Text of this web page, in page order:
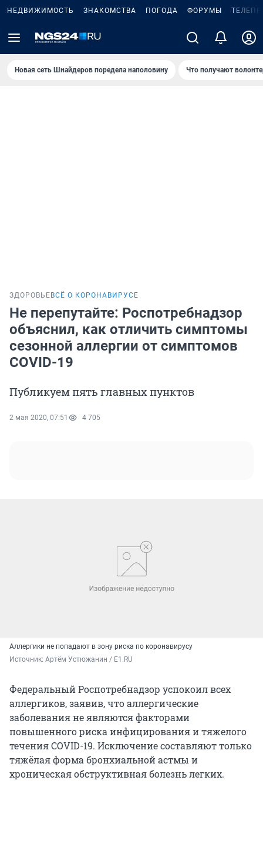
НЕДВИЖИМОСТЬ ЗНАКОМСТВА ПОГОДА ФОРУМЫ
Новая сеть Шнайдеров поредела наполовину Что получают
ЗДОРОВЬЕ ВСЁ О КОРОНАВИРУСЕ
Не перепутайте: Роспотребнадзор
объяснил, как отличить симптомы
сезонной аллергии от симптомов
COVID-19
Публикуем пять главных пунктов
2 мая 2020, 07:51 4 705
Аллергики не попадают в зону риска по коронавирусу
Источник: Артём Устюжанин / E1.RU
Федеральный Роспотребнадзор успокоил всех
аллергиков, заявив, что аллергические
заболевания не являются факторами
повышенного риска инфицирования и тяжелого
течения COVID-19. Исключение составляют только
тяжёлая форма бронхиальной астмы и
хроническая обструктивная болезнь легких.